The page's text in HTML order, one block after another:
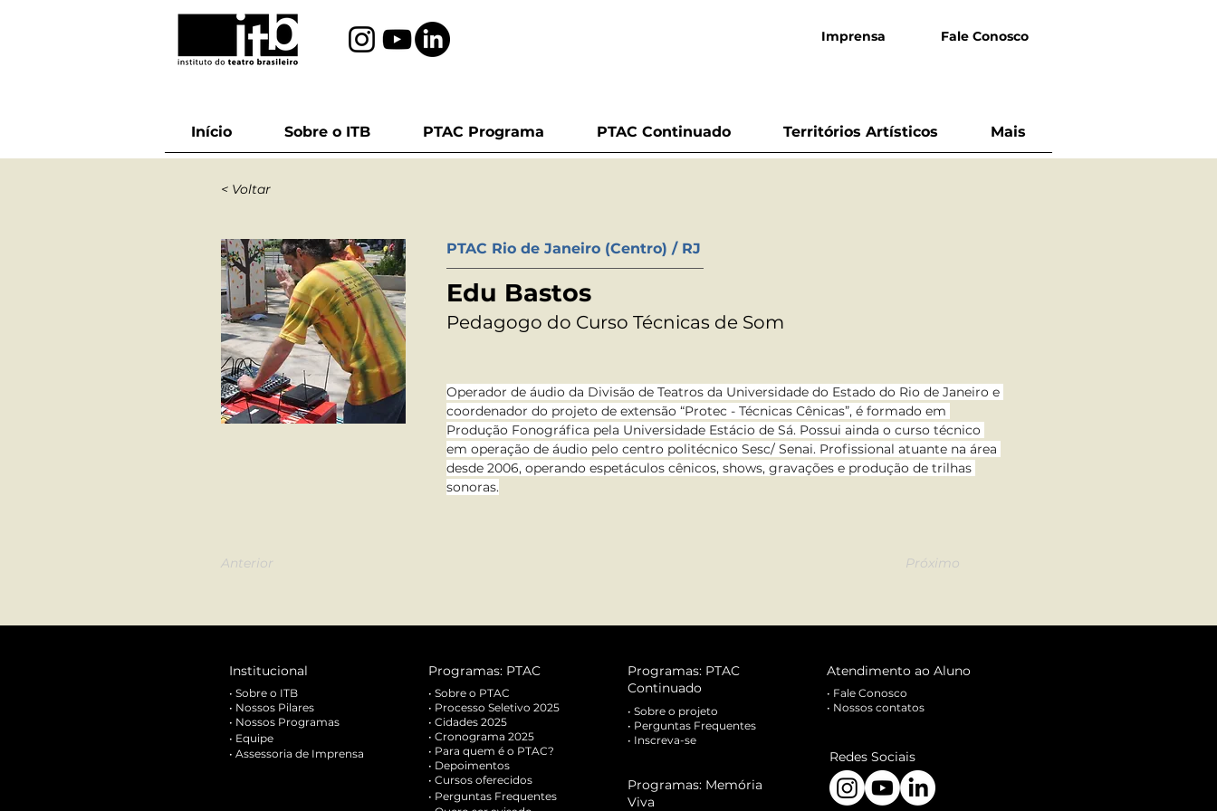
Imprensa Fale Conosco
Início Sobre o ITB PTAC Programa PTAC Continuado Territórios Artísticos Mais
< Voltar
PTAC Rio de Janeiro (Centro) / RJ
Edu Bastos
Pedagogo do Curso Técnicas de Som
Operador de áudio da Divisão de Teatros da Universidade do Estado do Rio de Janeiro e
coordenador do projeto de extensão “Protec - Técnicas Cênicas”, é formado em
Produção Fonográfica pela Universidade Estácio de Sá. Possui ainda o curso técnico
em operação de áudio pelo centro politécnico Sesc/ Senai. Profissional atuante na área
desde 2006, operando espetáculos cênicos, shows, gravações e produção de trilhas
sonoras.
Anterior Próximo
Institucional
• Sobre o ITB
• Nossos Pilares
• Nossos Programas
• Equipe
• Assessoria de Imprensa
Programas: PTAC
• Sobre o PTAC
• Processo Seletivo 2025
• Cidades 2025
• Cronograma 2025
• Para quem é o PTAC?
• Depoimentos
• Cursos oferecidos
• Perguntas Frequentes
Programas: PTAC
Continuado
• Sobre o projeto
• Perguntas Frequentes
• Inscreva-se
Programas: Memória
Viva
Atendimento ao Aluno
• Fale Conosco
• Nossos contatos
Redes Sociais